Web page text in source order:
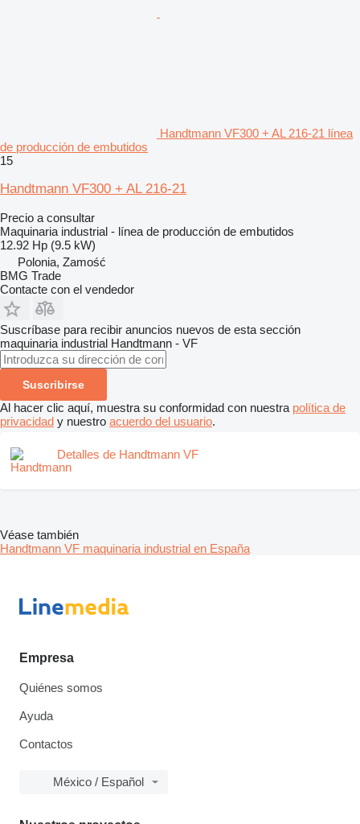
Handtmann VF300 + AL 216-21 línea
de producción de embutidos
15
Handtmann VF300 + AL 216-21
Precio a consultar
Maquinaria industrial - línea de producción de embutidos
12.92 Hp (9.5 kW)
Polonia, Zamość
BMG Trade
Contacte con el vendedor
Suscríbase para recibir anuncios nuevos de esta sección
maquinaria industrial Handtmann - VF
Suscribirse
Al hacer clic aquí, muestra su conformidad con nuestra política de
privacidad y nuestro acuerdo del usuario.
Detalles de Handtmann VF
Véase también
Handtmann VF maquinaria industrial en España
Empresa
Quiénes somos
Ayuda
Contactos
México / Español